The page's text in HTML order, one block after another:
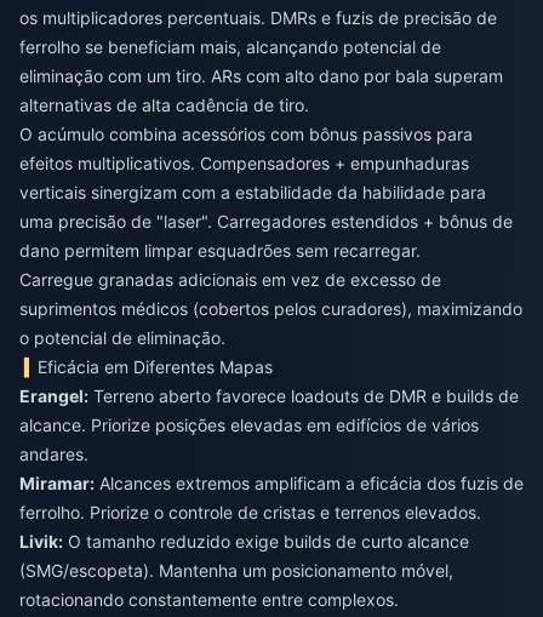
os multiplicadores percentuais. DMRs e fuzis de precisão de
ferrolho se beneficiam mais, alcançando potencial de
eliminação com um tiro. ARs com alto dano por bala superam
alternativas de alta cadência de tiro.
O acúmulo combina acessórios com bônus passivos para
efeitos multiplicativos. Compensadores + empunhaduras
verticais sinergizam com a estabilidade da habilidade para
uma precisão de "laser". Carregadores estendidos + bônus de
dano permitem limpar esquadrões sem recarregar.
Carregue granadas adicionais em vez de excesso de
suprimentos médicos (cobertos pelos curadores), maximizando
o potencial de eliminação.
Eficácia em Diferentes Mapas
Erangel: Terreno aberto favorece loadouts de DMR e builds de
alcance. Priorize posições elevadas em edifícios de vários
Miramar: Alcances extremos amplificam a eficácia dos fuzis de
Livik: O tamanho reduzido exige builds de curto alcance
(SMG/escopeta). Mantenha um posicionamento móvel,
rotacionando constantemente entre complexos.